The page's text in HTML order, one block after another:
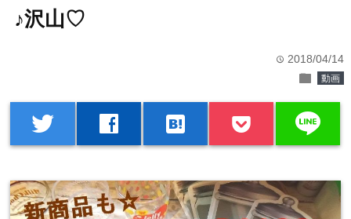
♪沢山♡
time 2018/04/14
folder 動画
twitter facebook hatenabookmark line